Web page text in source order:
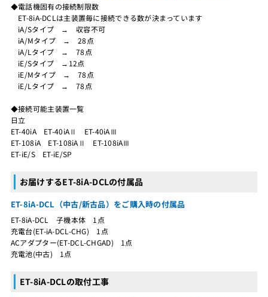
◆電話機固有の接続制限数
ET-8iA-DCLは主装置毎に接続できる数が決まっています
iA/Sタイプ → 収容不可
iA/Mタイプ → 28点
iA/Lタイプ → 78点
iE/Sタイプ →12点
iE/Mタイプ → 78点
iE/Lタイプ → 78点
◆接続可能主装置一覧
日立
ET-40iA ET-40iAⅡ ET-40iAⅢ
ET-108iA ET-108iAⅡ ET-108iAⅢ
ET-iE/S ET-iE/SP
お届けするET-8iA-DCLの付属品
ET-8iA-DCL（中古/新古品）をご購入時の付属品
ET-8iA-DCL 子機本体 1点
充電台(ET-iA-DCL-CHG) 1点
ACアダプター(ET-DCL-CHGAD) 1点
充電池(中古) 1点
ET-8iA-DCLの取付工事